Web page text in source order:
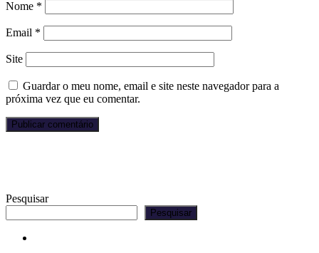
Nome *
Email *
Site
Guardar o meu nome, email e site neste navegador para a
próxima vez que eu comentar.
Pesquisar
Pesquisar